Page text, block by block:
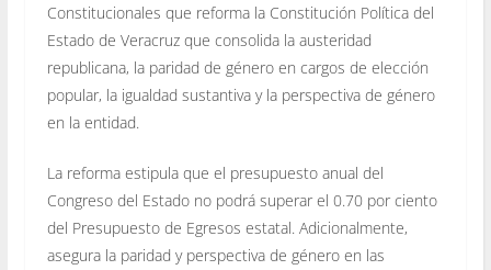
Constitucionales que reforma la Constitución Política del
Estado de Veracruz que consolida la austeridad
republicana, la paridad de género en cargos de elección
popular, la igualdad sustantiva y la perspectiva de género
en la entidad.
La reforma estipula que el presupuesto anual del
Congreso del Estado no podrá superar el 0.70 por ciento
del Presupuesto de Egresos estatal. Adicionalmente,
asegura la paridad y perspectiva de género en las